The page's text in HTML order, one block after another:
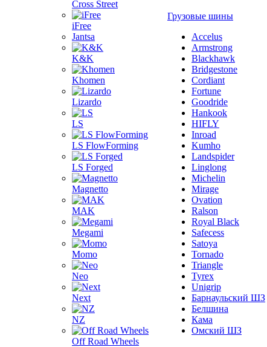
Cross Street
iFree
Jantsa
K&K
Khomen
Lizardo
LS
LS FlowForming
LS Forged
Magnetto
MAK
Megami
Momo
Neo
Next
NZ
Off Road Wheels
Грузовые шины
Accelus
Armstrong
Blackhawk
Bridgestone
Cordiant
Fortune
Goodride
Hankook
HIFLY
Inroad
Kumho
Landspider
Linglong
Michelin
Mirage
Ovation
Ralson
Royal Black
Safecess
Satoya
Tornado
Triangle
Tyrex
Unigrip
Барнаульский ШЗ
Белшина
Кама
Омский ШЗ